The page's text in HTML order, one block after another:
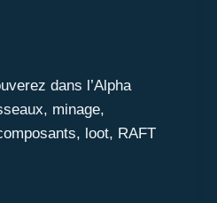
dans l’Alpha
minage,
loot, RAFT